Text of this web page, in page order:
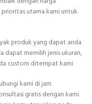
utama kami untuk
produk yang dapat anda
dapat memilih jenis ukuran,
custom ditempat kami
kami di jam
gratis dengan kami